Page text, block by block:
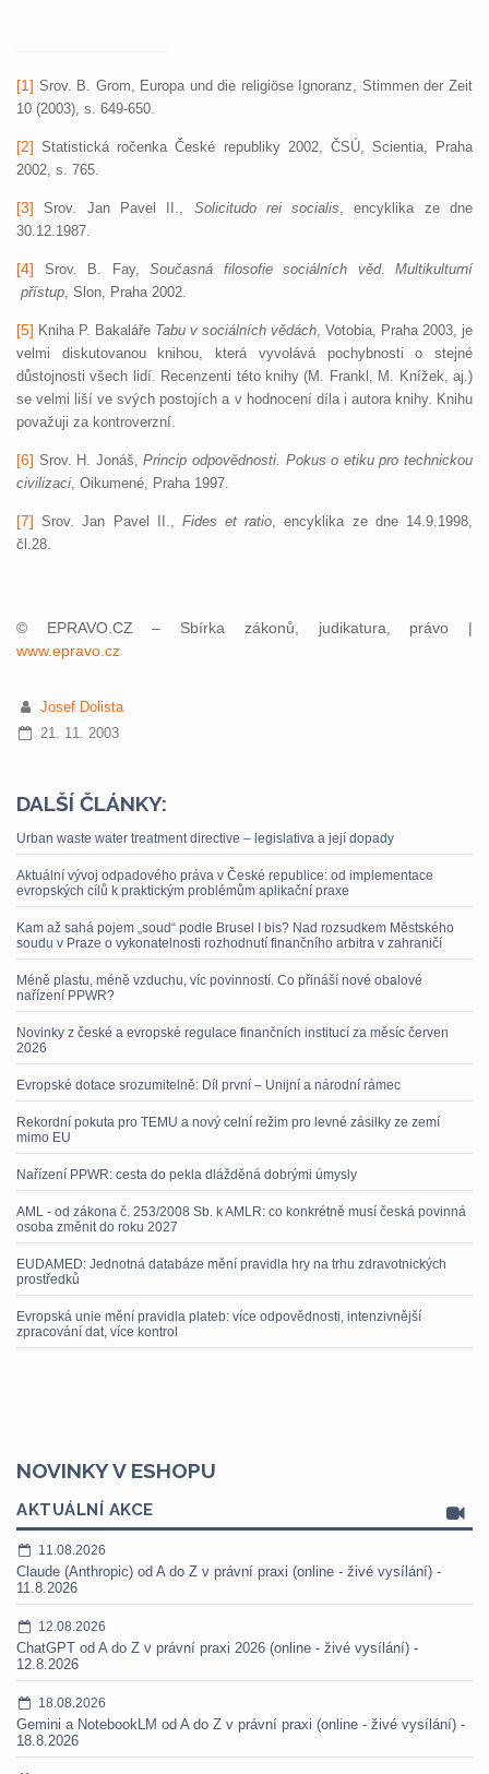
[1] Srov. B. Grom, Europa und die religiöse Ignoranz, Stimmen der Zeit
10 (2003), s. 649-650.
[2] Statistická ročenka České republiky 2002, ČSÚ, Scientia, Praha
2002, s. 765.
[3] Srov. Jan Pavel II., Solicitudo rei socialis, encyklika ze dne
30.12.1987.
[4] Srov. B. Fay, Současná filosofie sociálních věd. Multikulturní
přístup, Slon, Praha 2002.
[5] Kniha P. Bakaláře Tabu v sociálních vědách, Votobia, Praha 2003, je
velmi diskutovanou knihou, která vyvolává pochybnosti o stejné
důstojnosti všech lidí. Recenzenti této knihy (M. Frankl, M. Knížek, aj.)
se velmi liší ve svých postojích a v hodnocení díla i autora knihy. Knihu
považuji za kontroverzní.
[6] Srov. H. Jonáš,Princip odpovědnosti. Pokus o etiku pro technickou
civilizaci, Oikumené, Praha 1997.
[7] Srov. Jan Pavel II., Fides et ratio, encyklika ze dne 14.9.1998,
čl.28.
© EPRAVO.CZ – Sbírka zákonů, judikatura, právo |
www.epravo.cz
Josef Dolista
21. 11. 2003
DALŠÍ ČLÁNKY:
Urban waste water treatment directive – legislativa a její dopady
Aktuální vývoj odpadového práva v České republice: od implementace
evropských cílů k praktickým problémům aplikační praxe
Kam až sahá pojem „soud“ podle Brusel I bis? Nad rozsudkem Městského
soudu v Praze o vykonatelnosti rozhodnutí finančního arbitra v zahraničí
Méně plastu, méně vzduchu, víc povinností. Co přináší nové obalové
nařízení PPWR?
Novinky z české a evropské regulace finančních institucí za měsíc červen
2026
Evropské dotace srozumitelně: Díl první – Unijní a národní rámec
Rekordní pokuta pro TEMU a nový celní režim pro levné zásilky ze zemí
mimo EU
Nařízení PPWR: cesta do pekla dlážděná dobrými úmysly
AML - od zákona č. 253/2008 Sb. k AMLR: co konkrétně musí česká povinná
osoba změnit do roku 2027
EUDAMED: Jednotná databáze mění pravidla hry na trhu zdravotnických
prostředků
Evropská unie mění pravidla plateb: více odpovědnosti, intenzivnější
zpracování dat, více kontrol
NOVINKY V ESHOPU
AKTUÁLNÍ AKCE
11.08.2026
Claude (Anthropic) od A do Z v právní praxi (online - živé vysílání) -
11.8.2026
12.08.2026
ChatGPT od A do Z v právní praxi 2026 (online - živé vysílání) -
12.8.2026
18.08.2026
Gemini a NotebookLM od A do Z v právní praxi (online - živé vysílání) -
18.8.2026